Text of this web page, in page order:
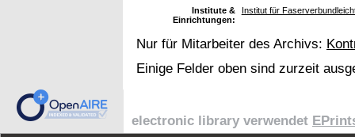
Institute &
Einrichtungen:
Institut für
Nur für Mitarbeiter des Archivs:
Einige Felder oben sind zurzeit
electronic library verwendet